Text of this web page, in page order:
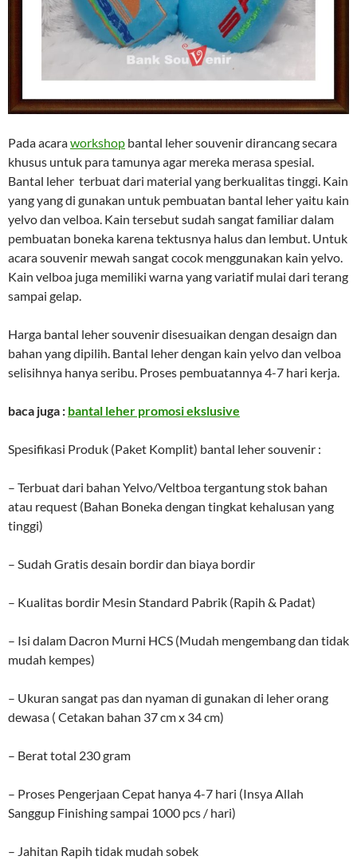
Pada acaraworkshop bantal leher souvenir dirancang secara
khusus untuk para tamunya agar mereka merasa spesial.
Bantal leher terbuat dari material yang berkualitas tinggi. Kain
yang yang di gunakan untuk pembuatan bantal leher yaitu kain
yelvo dan velboa. Kain tersebut sudah sangat familiar dalam
pembuatan boneka karena tektusnya halus dan lembut. Untuk
acara souvenir mewah sangat cocok menggunakan kain yelvo.
Kain velboa juga memiliki warna yang variatif mulai dari terang
sampai gelap.
Harga bantal leher souvenir disesuaikan dengan desaign dan
bahan yang dipilih. Bantal leher dengan kain yelvo dan velboa
selisihnya hanya seribu. Proses pembuatannya 4-7 hari kerja.
baca juga : bantal leher promosi ekslusive
Spesifikasi Produk (Paket Komplit) bantal leher souvenir :
– Terbuat dari bahan Yelvo/Veltboa tergantung stok bahan
atau request (Bahan Boneka dengan tingkat kehalusan yang
tinggi)
– Sudah Gratis desain bordir dan biaya bordir
– Kualitas bordir Mesin Standard Pabrik (Rapih & Padat)
– Isi dalam Dacron Murni HCS (Mudah mengembang dan tidak
mudah kempes)
– Ukuran sangat pas dan nyaman di gunakan di leher orang
dewasa ( Cetakan bahan 37 cm x 34 cm)
– Berat total 230 gram
– Proses Pengerjaan Cepat hanya 4-7 hari (Insya Allah
Sanggup Finishing sampai 1000 pcs / hari)
– Jahitan Rapih tidak mudah sobek